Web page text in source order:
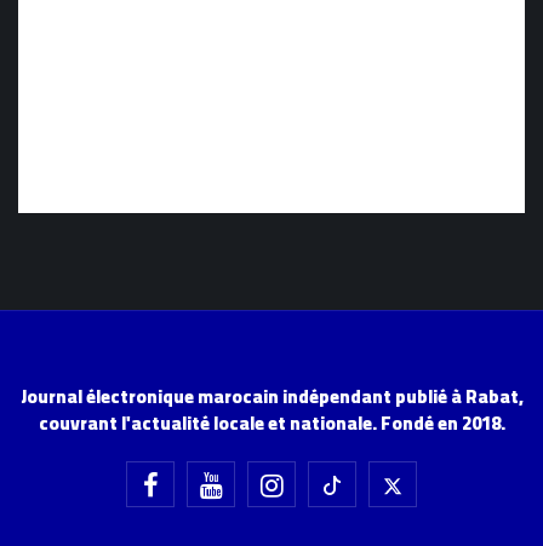
Journal électronique marocain indépendant publié à Rabat,
couvrant l'actualité locale et nationale. Fondé en 2018.